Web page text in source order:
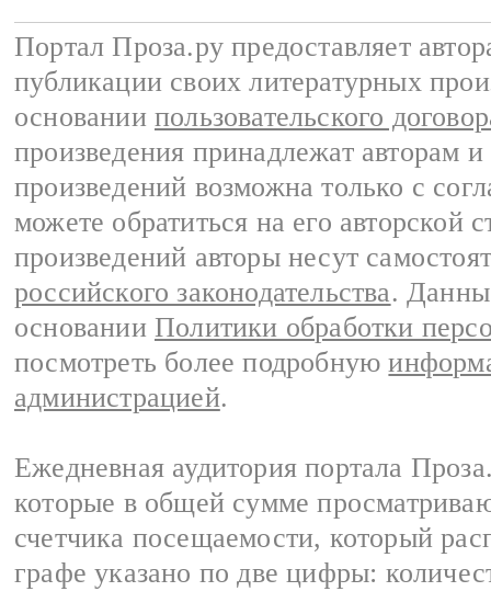
Портал Проза.ру предоставляет
публикации своих литературных
основании пользовательского
произведения принадлежат авторам
произведений возможна только с
можете обратиться на его авторской
произведений авторы несут
российского законодательства.
основании Политики обработки
посмотреть более подробную
администрацией.
Ежедневная аудитория портала
которые в общей сумме
счетчика посещаемости, который
графе указано по две цифры: